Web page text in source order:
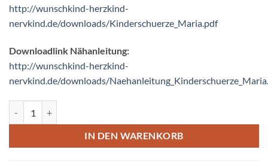
http://wunschkind-herzkind-
nervkind.de/downloads/Kinderschuerze_Maria.pdf
Downloadlink Nähanleitung:
http://wunschkind-herzkind-
nervkind.de/downloads/
IN DEN WARENKORB